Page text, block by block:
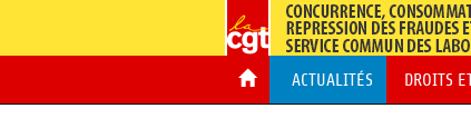
ACTUALITÉS DROITS